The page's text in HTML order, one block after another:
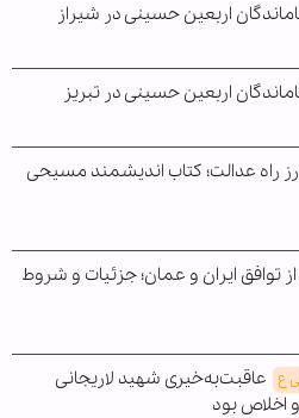
اربعین حسینی در شیراز
اربعین حسینی در تبریز
راه عدالت؛ کتاب اندیشمند مسیحی
از توافق ایران و عمان؛ جزئیات و شروط
ع عاقبت‌به‌خیری شهید لاریجانی
اخلاص بود